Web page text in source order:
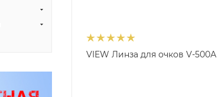
VIEW Линза для очков V-500А